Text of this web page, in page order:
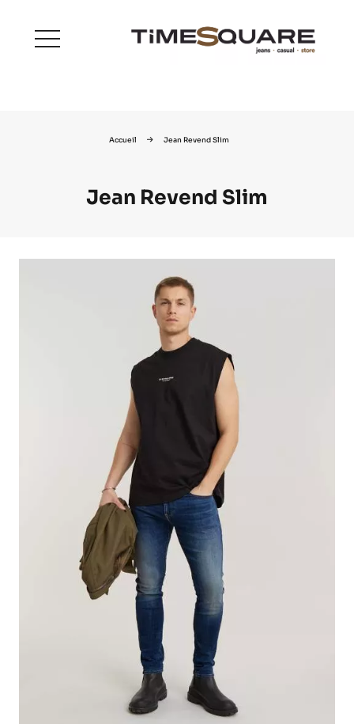
menu
Accueil Jean Revend Slim
Jean Revend Slim